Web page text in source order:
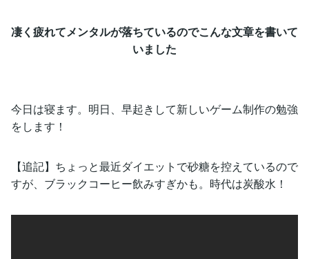
凄く疲れてメンタルが落ちているのでこんな文章を書いて
いました
今日は寝ます。明日、早起きして新しいゲーム制作の勉強
をします！
【追記】ちょっと最近ダイエットで砂糖を控えているので
すが、ブラックコーヒー飲みすぎかも。時代は炭酸水！